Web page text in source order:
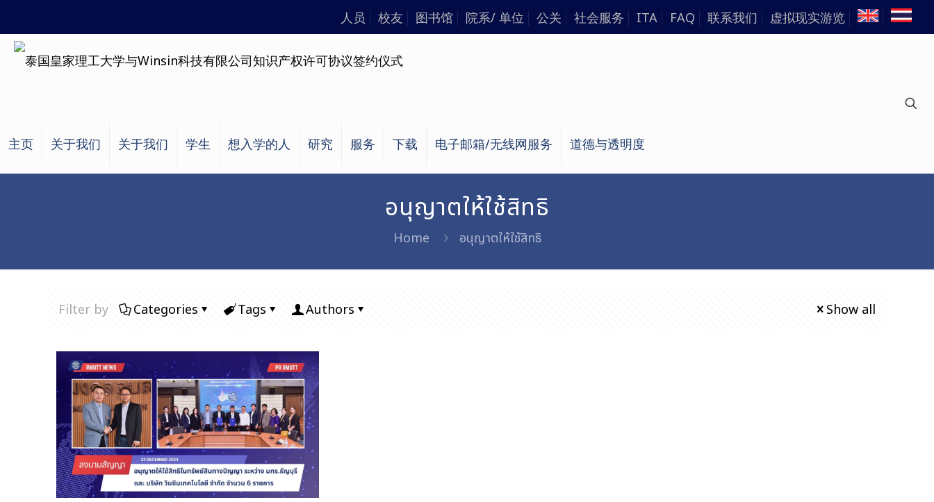
人员 校友 图书馆 院系/ 单位 公关 社会服务 ITA FAQ 联系我们 虚拟现实游览
主页 关于我们 关于我们 学生 想入学的人 研究 服务 下载 电子邮箱/无线网服务 道德与透明度
อนุญาตให้ใช้สิทธิ
Home อนุญาตให้ใช้สิทธิ
Filter by Categories Tags Authors Show all